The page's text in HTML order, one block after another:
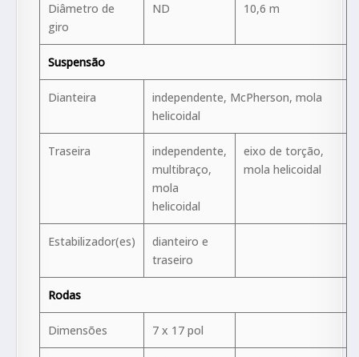
Diâmetro de
giro
ND 10,6 m
Suspensão
Dianteira
independente, McPherson, mola
helicoidal
Traseira
independente,
multibraço,
mola
helicoidal
eixo de torção,
mola helicoidal
Estabilizador(es)
dianteiro e
traseiro
Rodas
Dimensões 7 x 17 pol